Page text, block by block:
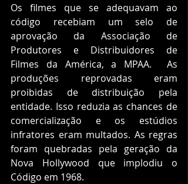
Os filmes que se adequavam ao
código recebiam um selo de
aprovação da Associação de
Produtores e Distribuidores de
Filmes da América, a MPAA.  As
produções reprovadas eram
proibidas de distribuição pela
entidade. Isso reduzia as chances de
comercialização e os estúdios
infratores eram multados. As regras
foram quebradas pela geração da
Nova Hollywood que implodiu o
Código em 1968.